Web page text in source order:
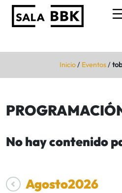
Inicio/ Eventos/
No hay contenido
Agosto2026